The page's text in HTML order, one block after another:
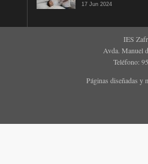
17 Jun 2024
IES
Avda. Manuel
Teléfono:
Páginas diseñadas y